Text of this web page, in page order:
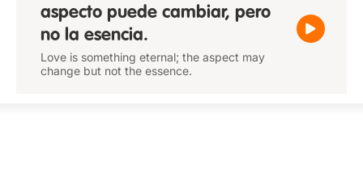
aspecto puede cambiar, pero
no la esencia.
Love is something eternal; the aspect may
change but not the essence.